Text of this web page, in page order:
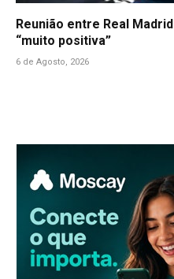
Reunião entre Real
“muito positiva”
6 de Agosto, 2026